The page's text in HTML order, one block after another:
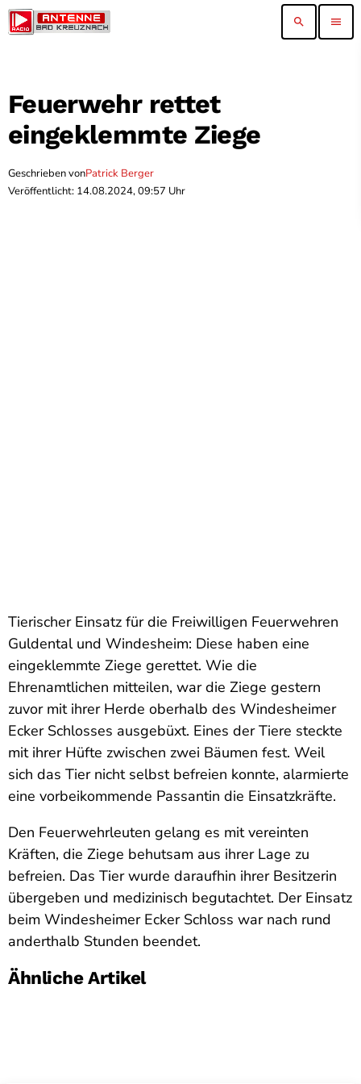
search menu
Feuerwehr rettet
eingeklemmte Ziege
Geschrieben vonPatrick Berger
Veröffentlicht: 14.08.2024, 09:57 Uhr
Tierischer Einsatz für die Freiwilligen Feuerwehren
Guldental und Windesheim: Diese haben eine
eingeklemmte Ziege gerettet. Wie die
Ehrenamtlichen mitteilen, war die Ziege gestern
zuvor mit ihrer Herde oberhalb des Windesheimer
Ecker Schlosses ausgebüxt. Eines der Tiere steckte
mit ihrer Hüfte zwischen zwei Bäumen fest. Weil
sich das Tier nicht selbst befreien konnte, alarmierte
eine vorbeikommende Passantin die Einsatzkräfte.
Den Feuerwehrleuten gelang es mit vereinten
Kräften, die Ziege behutsam aus ihrer Lage zu
befreien. Das Tier wurde daraufhin ihrer Besitzerin
übergeben und medizinisch begutachtet. Der Einsatz
beim Windesheimer Ecker Schloss war nach rund
anderthalb Stunden beendet.
Ähnliche Artikel